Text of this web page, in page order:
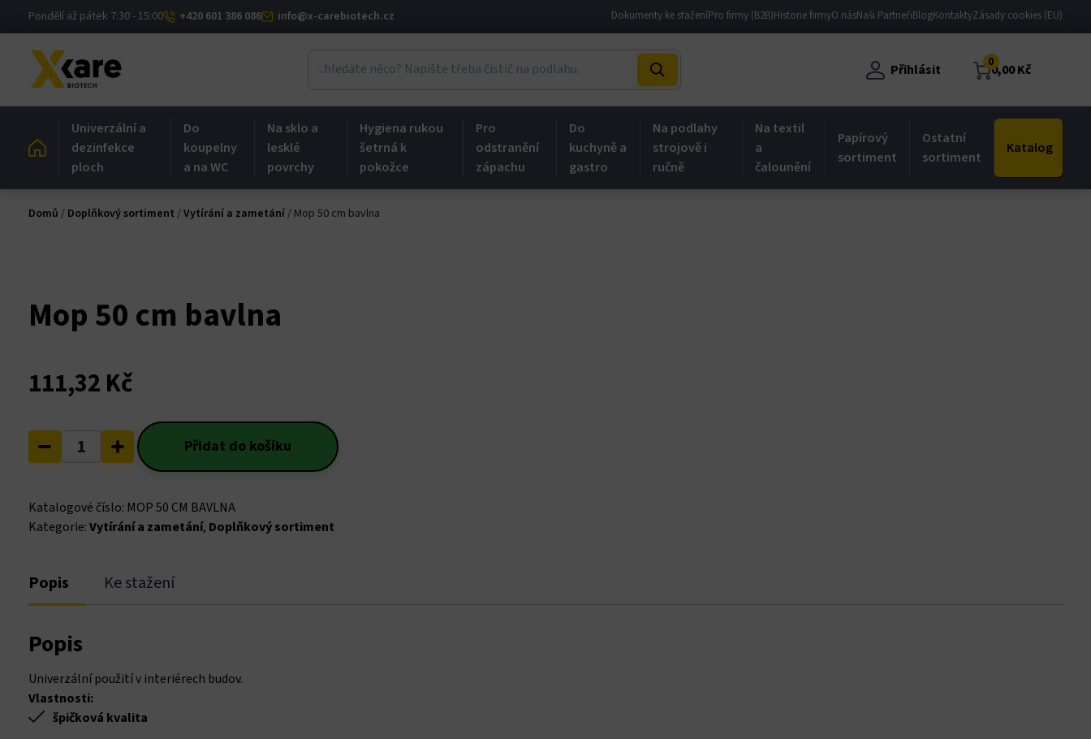
content
Pondělí až pátek 7:30 - 15:00 +420 601 386 086 info@x-carebiotech.cz Dokumenty ke staženíPro firmy (B2B)Historie firmyO násNaši PartneřiBlogKontaktyZásady cookies (EU)
Přihlásit 00,00Kč
Univerzální a
dezinfekce
ploch
Do
koupelny
a na WC
Na sklo a
lesklé
povrchy
Hygiena rukou
šetrná k
pokožce
Pro
odstranění
zápachu
Do
kuchyně a
gastro
Na podlahy
strojově i
ručně
Na textil
a
čalounění
Papírový
sortiment
Ostatní
sortiment
Katalog
Domů / Doplňkový sortiment /Vytírání a zametání/ Mop 50 cm bavlna
Mop 50 cm bavlna
111,32 Kč
50
množství
Přidat do košíku
Katalogové číslo: MOP 50 CM BAVLNA
Kategorie:Vytírání a zametání, Doplňkový sortiment
Popis Ke stažení
Popis
Univerzální použití v interiérech budov.
Vlastnosti:
špičková kvalita